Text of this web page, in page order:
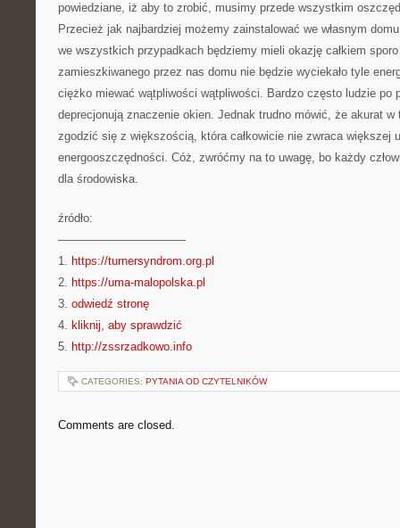
powiedziane, iż aby to zrobić, musimy przede wszystkim
Przecież jak najbardziej możemy zainstalować we własnym
we wszystkich przypadkach będziemy mieli okazję całkiem
zamieszkiwanego przez nas domu nie będzie wyciekało tyle
ciężko miewać wątpliwości wątpliwości. Bardzo często ludzie po
deprecjonują znaczenie okien. Jednak trudno mówić, że akurat
zgodzić się z większością, która całkowicie nie zwraca większej
energooszczędności. Cóż, zwróćmy na to uwagę, bo każdy
dla środowiska.
źródło:
———————————
1. https://turnersyndrom.org.pl
2. https://uma-malopolska.pl
3. odwiedź stronę
4. kliknij, aby sprawdzić
5. http://zssrzadkowo.info
CATEGORIES: PYTANIA OD CZYTELNIKÓW
Comments are closed.